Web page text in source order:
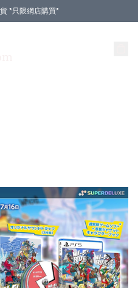
*只限網店購買*